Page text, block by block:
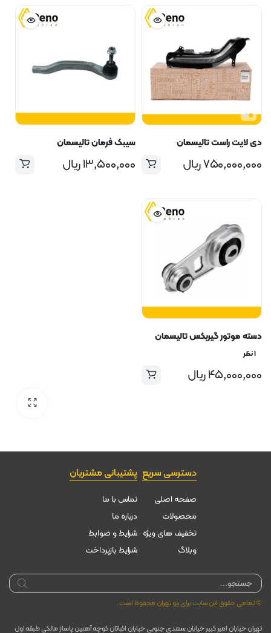
دی لایت راست تالیسمان
۷۵۰,۰۰۰,۰۰۰ریال
سیبک فرمان تالیسمان
۱۳,۵۰۰,۰۰۰ریال
دسته موتور گیربکس تالیسمان
۱ نظر
۴۵,۰۰۰,۰۰۰ریال
دسترسی سریع
صفحه اصلی
محصولات
تخقیف های ویژه
وبلاگ
پشتیبانی مشتریان
تماس با ما
درباره ما
شرایط و ضوابط
شرایط بازپرداخت
Products
search
© تمامی حقوق این سایت برای رنو تهران محفوظ است.
تهران خیابان امیر کبیر خیابان سعدی جنوبی خیابان اکباتان کوچه آهنین پاساژ مالکی طبقه اول